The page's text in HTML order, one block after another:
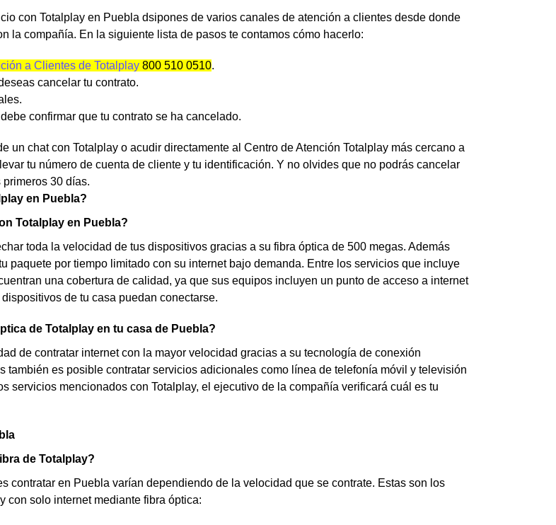
con Totalplay en Puebla dsipones de varios canales de atención a clientes desde donde
la compañía. En la siguiente lista de pasos te contamos cómo hacerlo:
a Clientes de Totalplay 800 510 0510.
cancelar tu contrato.
confirmar que tu contrato se ha cancelado.
un chat con Totalplay o acudir directamente al Centro de Atención Totalplay más cercano a
tu número de cuenta de cliente y tu identificación. Y no olvides que no podrás cancelar
30 días.
en Puebla?
Totalplay en Puebla?
toda la velocidad de tus dispositivos gracias a su fibra óptica de 500 megas. Además
paquete por tiempo limitado con su internet bajo demanda. Entre los servicios que incluye
una cobertura de calidad, ya que sus equipos incluyen un punto de acceso a internet
de tu casa puedan conectarse.
de Totalplay en tu casa de Puebla?
de contratar internet con la mayor velocidad gracias a su tecnología de conexión
también es posible contratar servicios adicionales como línea de telefonía móvil y televisión
servicios mencionados con Totalplay, el ejecutivo de la compañía verificará cuál es tu
de Totalplay?
contratar en Puebla varían dependiendo de la velocidad que se contrate. Estas son los
con solo internet mediante fibra óptica: